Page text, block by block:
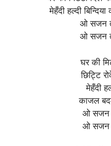
मेहँदी हल्दी
ओ सजन
ओ सजन
घर की
छिट्टि
मेहँदी
काजल
ओ सजन
ओ सजन